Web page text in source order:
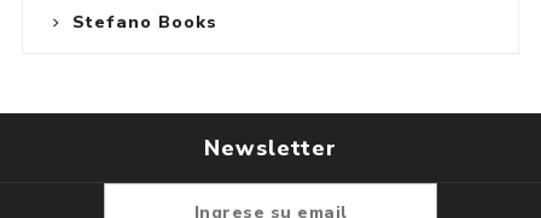
Stefano Books
Newsletter